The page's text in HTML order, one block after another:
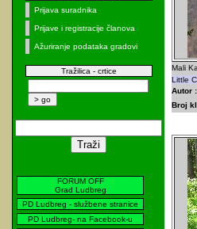
Prijava suradnika
Prijave i registracije članova
Ažuriranje podataka gradovi
Tražilica - crtice
FORUM OFF
Grad Ludbreg
PD Ludbreg - službene stranice
PD Ludbreg- na Facebook-u
Mali
Little
Autor :
Broj